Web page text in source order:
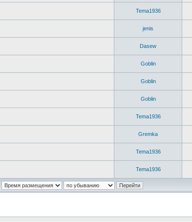
Tema1936
jenis
Dasew
Goblin
Goblin
Goblin
Tema1936
Gremka
Tema1936
Tema1936